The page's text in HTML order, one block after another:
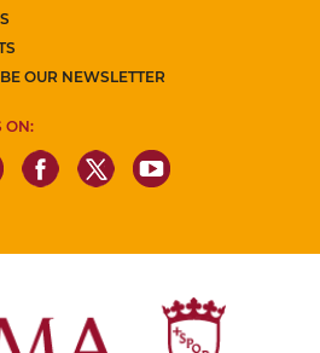
OUR NEWSLETTER
ON: